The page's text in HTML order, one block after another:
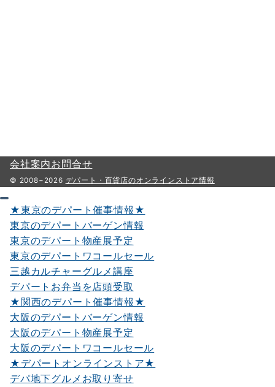
会社案内お問合せ
© 2008−2026 デパート・百貨店のオンラインストア情報
★東京のデパート催事情報★
東京のデパートバーゲン情報
東京のデパート物産展予定
東京のデパートワコールセール
三越カルチャーグルメ講座
デパートお弁当を店頭受取
★関西のデパート催事情報★
大阪のデパートバーゲン情報
大阪のデパート物産展予定
大阪のデパートワコールセール
★デパートオンラインストア★
デパ地下グルメお取り寄せ